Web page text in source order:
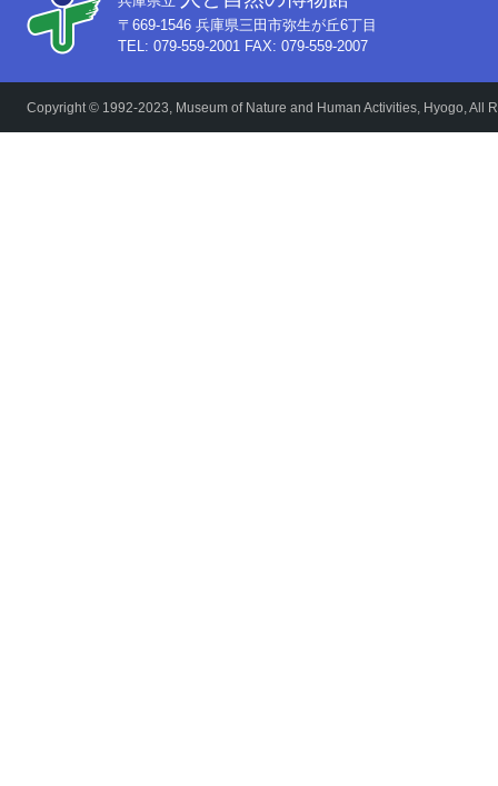
〒669-1546 兵庫県三田市弥生が丘6丁目
TEL: 079-559-2001 FAX: 079-559-2007
Copyright © 1992-2023, Museum of Nature and Human Activities, Hyogo, All